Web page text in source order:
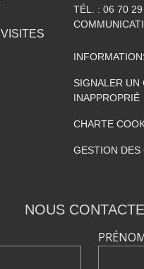
VISITES
TÉL. : 06 70 29
SIGNALER UN
INAPPROPRIÉ
CHARTE
GESTION DES
NOUS